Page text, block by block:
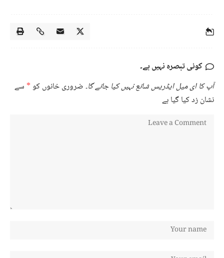
کوئی تبصرہ نہیں ہے۔
آپ کا ای میل ایڈریس شائع نہیں کیا جائے گا۔ضروری خانوں کو* سے
نشان زد کیا گیا ہے